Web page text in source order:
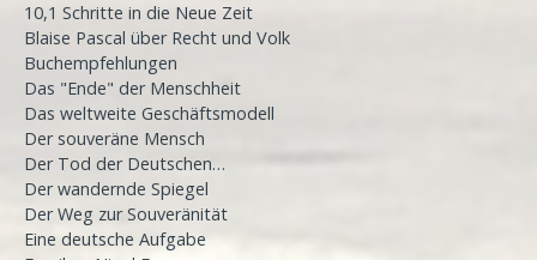
10,1 Schritte in die Neue Zeit
Blaise Pascal über Recht und Volk
Buchempfehlungen
Das "Ende" der Menschheit
Das weltweite Geschäftsmodell
Der souveräne Mensch
Der Tod der Deutschen…
Der wandernde Spiegel
Der Weg zur Souveränität
Eine deutsche Aufgabe